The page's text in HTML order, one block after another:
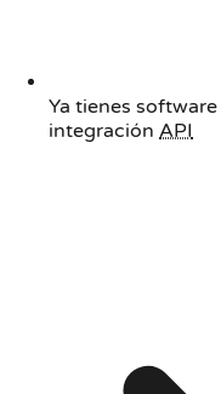
Ya tienes software
integración API